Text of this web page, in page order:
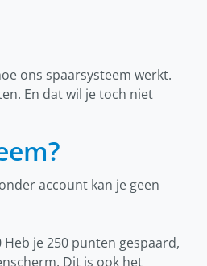
ons spaarsysteem werkt.
En dat wil je toch niet
account kan je geen
je 250 punten gespaard,
Dit is ook het